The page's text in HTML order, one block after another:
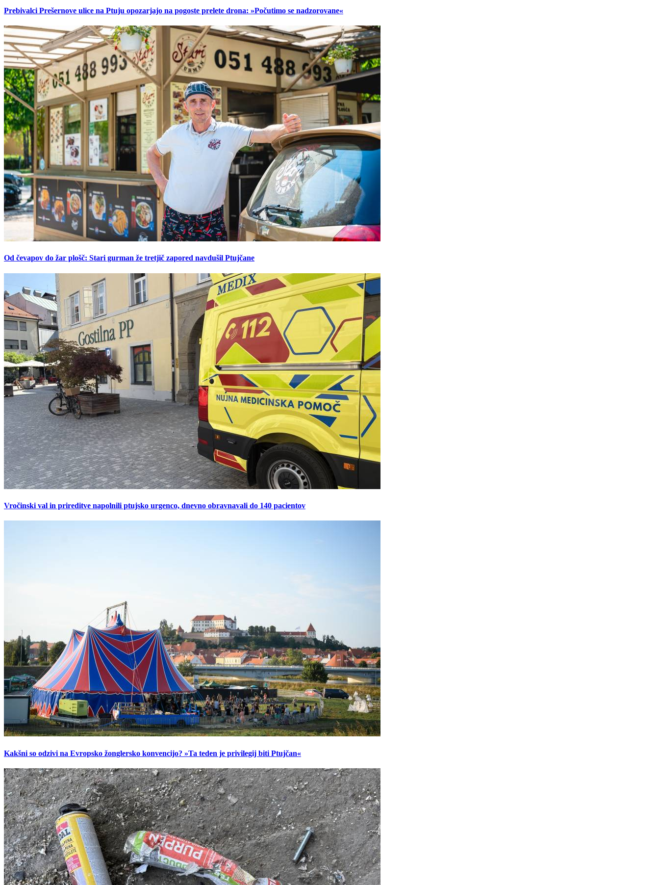
Prebivalci Prešernove ulice na Ptuju opozarjajo na pogoste prelete drona: »Počutimo se nadzorovane«
Od čevapov do žar plošč: Stari gurman že tretjič zapored navdušil Ptujčane
Vročinski val in prireditve napolnili ptujsko urgenco, dnevno obravnavali do 140 pacientov
Kakšni so odzivi na Evropsko žonglersko konvencijo? »Ta teden je privilegij biti Ptujčan«
Prijavi se na cajtng